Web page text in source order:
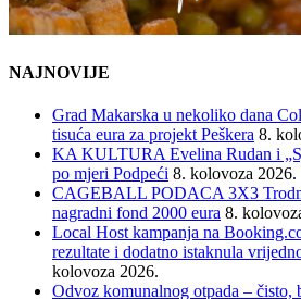
NAJNOVIJE
Grad Makarska u nekoliko dana
tisuća eura za projekt Peškera 8.
KA KULTURA Evelina Rudan i
po mjeri Podpeći 8. kolovoza 2026.
CAGEBALL PODACA 3X3
nagradni fond 2000 eura 8.
Local Host kampanja na
rezultate i dodatno istaknula
kolovoza 2026.
Odvoz komunalnog otpada – čisto,